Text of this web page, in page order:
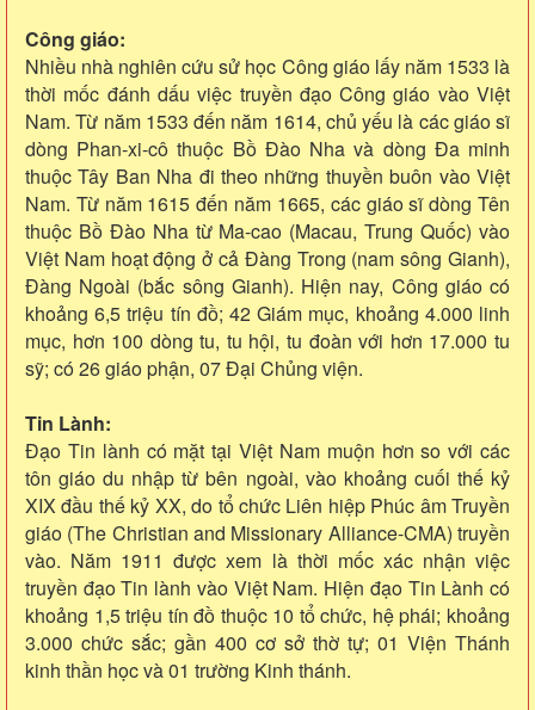
Công giáo:
Nhiều nhà nghiên cứu sử học Công giáo lấy năm 1533 là
thời mốc đánh dấu việc truyền đạo Công giáo vào Việt
Nam. Từ năm 1533 đến năm 1614, chủ yếu là các giáo sĩ
dòng Phan-xi-cô thuộc Bồ Đào Nha và dòng Đa minh
thuộc Tây Ban Nha đi theo những thuyền buôn vào Việt
Nam. Từ năm 1615 đến năm 1665, các giáo sĩ dòng Tên
thuộc Bồ Đào Nha từ Ma-cao (Macau, Trung Quốc) vào
Việt Nam hoạt động ở cả Đàng Trong (nam sông Gianh),
Đàng Ngoài (bắc sông Gianh). Hiện nay, Công giáo có
khoảng 6,5 triệu tín đồ; 42 Giám mục, khoảng 4.000 linh
mục, hơn 100 dòng tu, tu hội, tu đoàn với hơn 17.000 tu
sỹ; có 26 giáo phận, 07 Đại Chủng viện.
Tin Lành:
Đạo Tin lành có mặt tại Việt Nam muộn hơn so với các
tôn giáo du nhập từ bên ngoài, vào khoảng cuối thế kỷ
XIX đầu thế kỷ XX, do tổ chức Liên hiệp Phúc âm Truyền
giáo (The Christian and Missionary Alliance-CMA) truyền
vào. Năm 1911 được xem là thời mốc xác nhận việc
truyền đạo Tin lành vào Việt Nam. Hiện đạo Tin Lành có
khoảng 1,5 triệu tín đồ thuộc 10 tổ chức, hệ phái; khoảng
3.000 chức sắc; gần 400 cơ sở thờ tự; 01 Viện Thánh
kinh thần học và 01 trường Kinh thánh.